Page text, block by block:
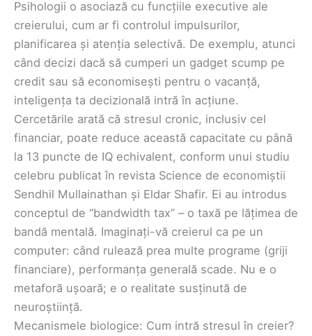
Psihologii o asociază cu funcțiile executive ale
creierului, cum ar fi controlul impulsurilor,
planificarea și atenția selectivă. De exemplu, atunci
când decizi dacă să cumperi un gadget scump pe
credit sau să economisești pentru o vacanță,
inteligența ta decizională intră în acțiune.
Cercetările arată că stresul cronic, inclusiv cel
financiar, poate reduce această capacitate cu până
la 13 puncte de IQ echivalent, conform unui studiu
celebru publicat în revista Science de economiștii
Sendhil Mullainathan și Eldar Shafir. Ei au introdus
conceptul de “bandwidth tax” – o taxă pe lățimea de
bandă mentală. Imaginați-vă creierul ca pe un
computer: când rulează prea multe programe (griji
financiare), performanța generală scade. Nu e o
metaforă ușoară; e o realitate susținută de
neuroștiință.
Mecanismele biologice: Cum intră stresul în creier?